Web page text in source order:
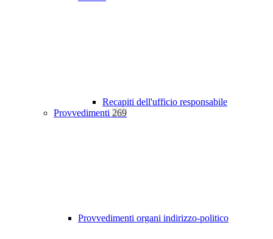
Recapiti dell'ufficio responsabile
Provvedimenti 269
Provvedimenti organi indirizzo-politico